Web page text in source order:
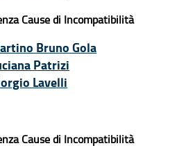
Cause di Incompatibilità
Bruno Gola
Patrizi
Lavelli
Cause di Incompatibilità